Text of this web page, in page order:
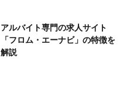
アルバイト専門の求人サイト
「フロム・エーナビ」の特徴を
解説